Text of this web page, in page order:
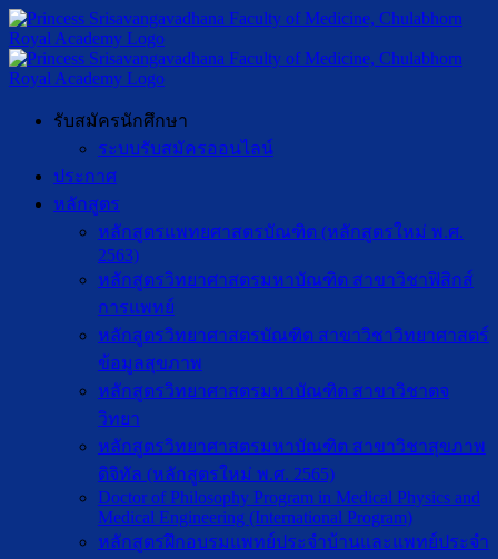
รับสมัครนักศึกษา
ระบบรับสมัครออนไลน์
ประกาศ
หลักสูตร
หลักสูตรแพทยศาสตรบัณฑิต (หลักสูตรใหม่ พ.ศ.
2563)
หลักสูตรวิทยาศาสตรมหาบัณฑิต สาขาวิชาฟิสิกส์
การแพทย์
หลักสูตรวิทยาศาสตรบัณฑิต สาขาวิชาวิทยาศาสตร์
ข้อมูลสุขภาพ
หลักสูตรวิทยาศาสตรมหาบัณฑิต สาขาวิชาตจ
วิทยา
หลักสูตรวิทยาศาสตรมหาบัณฑิต สาขาวิชาสุขภาพ
ดิจิทัล (หลักสูตรใหม่ พ.ศ. 2565)
Doctor of Philosophy Program in Medical Physics and
Medical Engineering (International Program)
หลักสูตรฝึกอบรมแพทย์ประจำบ้านและแพทย์ประจำ